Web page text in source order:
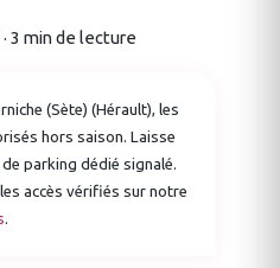
3 min de lecture
(Sète) (Hérault), les
hors saison. Laisse
parking dédié signalé.
accès vérifiés sur notre
.